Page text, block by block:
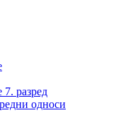
разред
односи